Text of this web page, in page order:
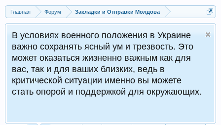
Главная Форум Закладки и Отправки Молдова
В условиях военного положения в Украине
важно сохранять ясный ум и трезвость. Это
может оказаться жизненно важным как для
вас, так и для ваших близких, ведь в
критической ситуации именно вы можете
стать опорой и поддержкой для окружающих.